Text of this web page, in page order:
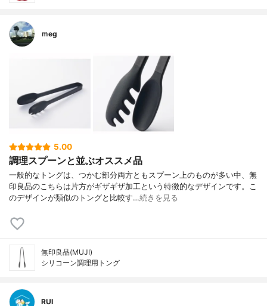
ｍeg
5.00
調理スプーンと並ぶオススメ品
一般的なトングは、つかむ部分両方ともスプーン上のものが多い中、無
印良品のこちらは片方がギザギザ加工という特徴的なデザインです。こ
のデザインが類似のトングと比較す…続きを見る
無印良品(MUJI)
シリコーン調理用トング
RUI